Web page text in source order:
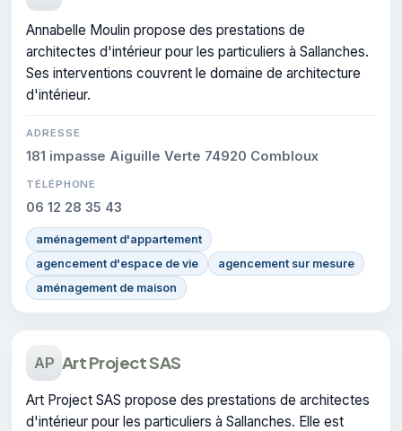
Annabelle Moulin propose des prestations de
architectes d'intérieur pour les particuliers à Sallanches.
Ses interventions couvrent le domaine de architecture
d'intérieur.
ADRESSE
181 impasse Aiguille Verte 74920 Combloux
TÉLÉPHONE
06 12 28 35 43
aménagement d'appartement
agencement d'espace de vie
agencement sur mesure
aménagement de maison
AP Art Project SAS
Art Project SAS propose des prestations de architectes
d'intérieur pour les particuliers à Sallanches. Elle est